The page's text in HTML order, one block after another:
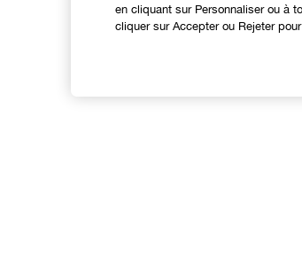
en cliquant sur Personnaliser ou à
cliquer sur Accepter ou Rejeter